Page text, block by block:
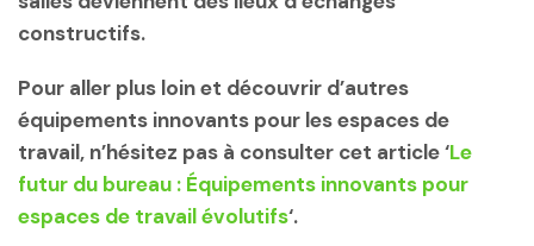
constructifs.
Pour aller plus loin et découvrir d’autres
équipements innovants pour les espaces de
travail, n’hésitez pas à consulter cet article ‘Le
futur du bureau : Équipements innovants pour
espaces de travail évolutifs‘.